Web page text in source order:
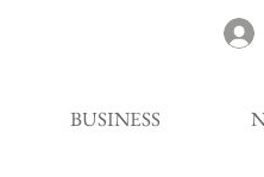
BUSINESS